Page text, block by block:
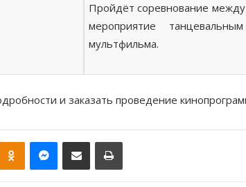
Пройдёт соревнование между
мероприятие
мультфильма.
и заказать проведение